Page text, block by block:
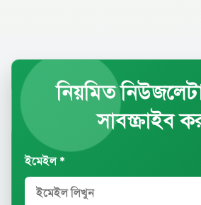
নিয়মিত
সাবস্ক্রাইব
ইমেইল *